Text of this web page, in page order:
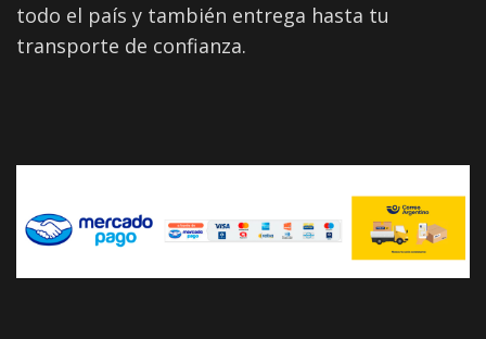
todo el país y también entrega hasta tu
transporte de confianza.